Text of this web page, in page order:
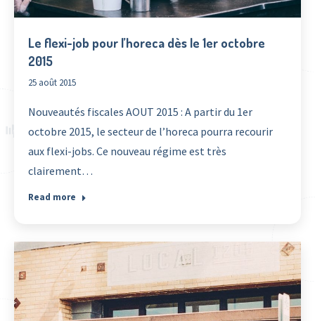
Le flexi-job pour l’horeca dès le 1er octobre
2015
25 août 2015
Nouveautés fiscales AOUT 2015 : A partir du 1er
octobre 2015, le secteur de l’horeca pourra recourir
aux flexi-jobs. Ce nouveau régime est très
clairement…
Read more